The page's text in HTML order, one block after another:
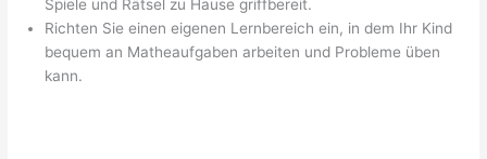
Spiele und Rätsel zu Hause griffbereit.
Richten Sie einen eigenen Lernbereich ein, in dem Ihr Kind
bequem an Matheaufgaben arbeiten und Probleme üben
kann.